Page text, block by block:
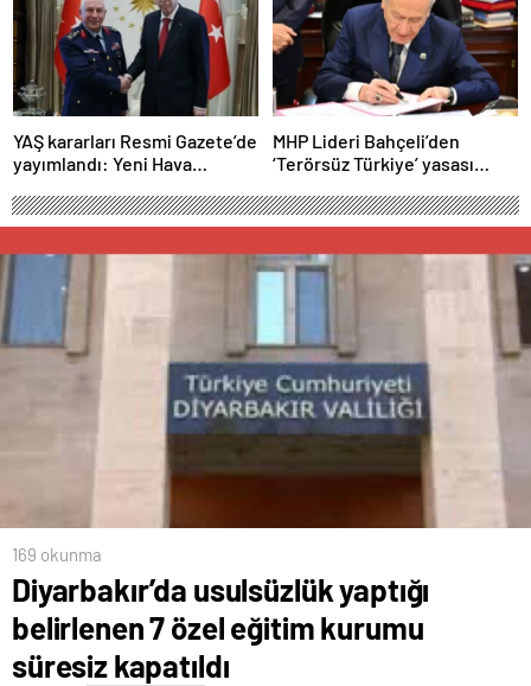
YAŞ kararları Resmi Gazete’de
yayımlandı: Yeni Hava
Orgeneral Rafet Dalkıran
MHP Lideri Bahçeli’den
‘Terörsüz Türkiye’ yasası
169 okunma
Diyarbakır’da usulsüzlük yaptığı
belirlenen 7 özel eğitim kurumu
süresiz kapatıldı